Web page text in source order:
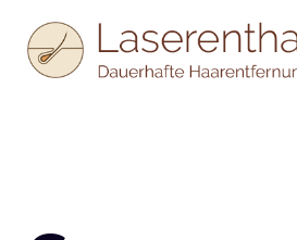
Inhalt
springen